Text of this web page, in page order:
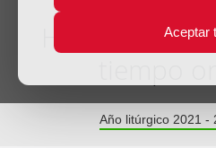
Aceptar
Homilía XXVII
Año litúrgico 2021 -